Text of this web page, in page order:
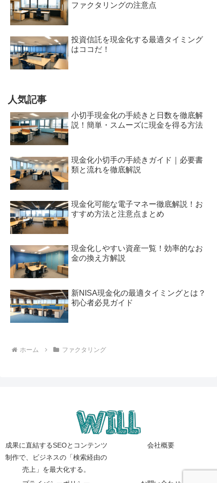
ファクタリングの注意点
投資信託を現金化する最適タイミング
はココだ！
人気記事
小切手現金化の手続きと日数を徹底解
説！簡単・スムーズに現金を得る方法
現金化小切手の手続きガイド｜必要書
類と流れを徹底解説
現金化可能な電子マネー徹底解説！お
すすめ方法と注意点まとめ
現金化しやすい資産一覧！効率的なお
金の換え方解説
新NISA現金化の最適タイミングとは？
初心者必見ガイド
ホーム ファクタリング
成果に直結するSEOとコンテンツ
制作で、ビジネスの「検索経由の
売上」を最大化する。
会社概要